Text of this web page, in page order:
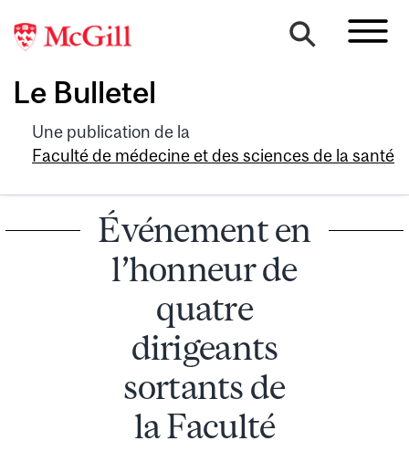
Le Bulletel
Une publication de la
Faculté de médecine et des sciences de la santé
Événement en
l’honneur de
quatre
dirigeants
sortants de
la Faculté